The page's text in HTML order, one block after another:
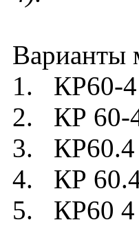
Варианты
1. КР60-4
2. КР 60-
3. КР60.4
4. КР
5. КР60 4